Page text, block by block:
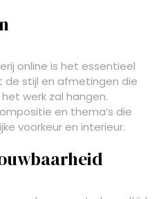
online is het essentieel
de stijl en afmetingen die
werk zal hangen.
en thema’s die
voorkeur en interieur.